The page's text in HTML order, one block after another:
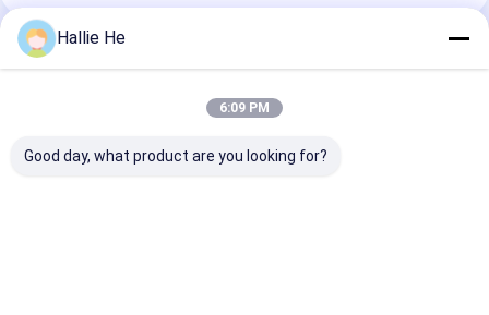
Leitor meados de da escala RFID
Nossas Categorias
Hallie He
6:09 PM
Good day, what product are you looking for?